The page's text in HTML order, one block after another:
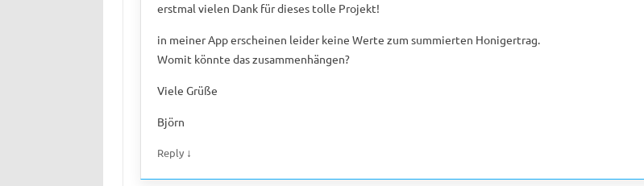
erstmal vielen Dank für dieses tolle Projekt!
in meiner App erscheinen leider keine Werte zum summierten Honigertrag.
Womit könnte das zusammenhängen?
Viele Grüße
Björn
Reply ↓